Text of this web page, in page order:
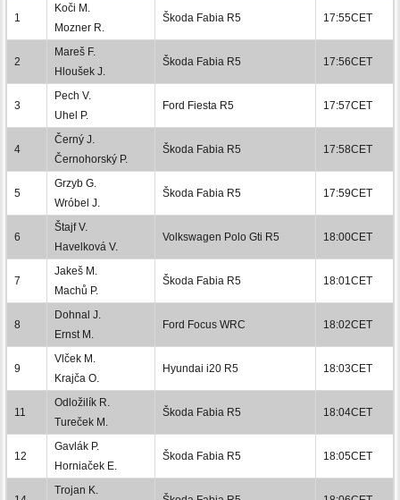
1
Koči M.
Mozner R.
Škoda Fabia R5 17:55CET
2
Mareš F.
Hloušek J.
Škoda Fabia R5 17:56CET
3
Pech V.
Uhel P.
Ford Fiesta R5 17:57CET
4
Černý J.
Černohorský P.
Škoda Fabia R5 17:58CET
5
Grzyb G.
Wróbel J.
Škoda Fabia R5 17:59CET
6
Štajf V.
Havelková V.
Volkswagen Polo Gti R5 18:00CET
7
Jakeš M.
Machů P.
Škoda Fabia R5 18:01CET
8
Dohnal J.
Ernst M.
Ford Focus WRC 18:02CET
9
Vlček M.
Krajča O.
Hyundai i20 R5 18:03CET
11
Odložilík R.
Tureček M.
Škoda Fabia R5 18:04CET
12
Gavlák P.
Horniaček E.
Škoda Fabia R5 18:05CET
Trojan K.